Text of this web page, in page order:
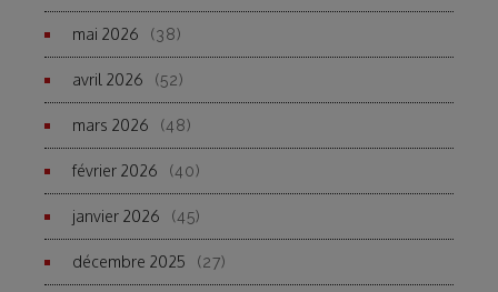
mai 2026 (38)
avril 2026 (52)
mars 2026 (48)
février 2026 (40)
janvier 2026 (45)
décembre 2025 (27)